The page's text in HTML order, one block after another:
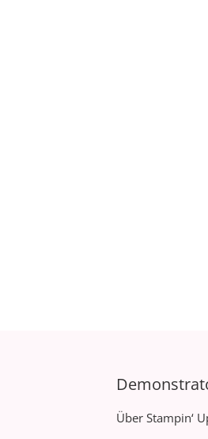
Über Stampin‘